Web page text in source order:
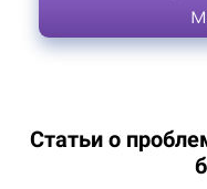
Статьи о